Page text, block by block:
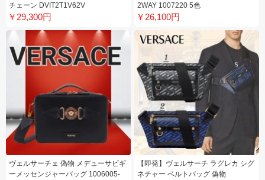
チェーン DVIT2T1V62V
￥29,300円
2WAY 1007220 5色
￥26,100円
ヴェルサーチェ 偽物 メデューサビギ
ーメッセンジャーバッグ 1006005-
【即発】ヴェルサーチ ラグレカ シグ
ネチャー ベルトバッグ 偽物